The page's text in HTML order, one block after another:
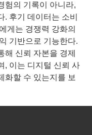
험의 기록이 아니라,
후기 데이터는 소비
게는 경쟁력 강화의
기반으로 기능한다.
해 신뢰 자본을 경제
, 이는 디지털 신뢰 사
화할 수 있는지를 보